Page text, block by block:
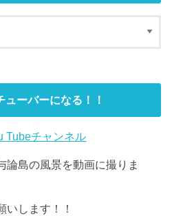
ーバーになる！！
Tubeチャンネル
論島の風景を動画に撮りま
いします！！